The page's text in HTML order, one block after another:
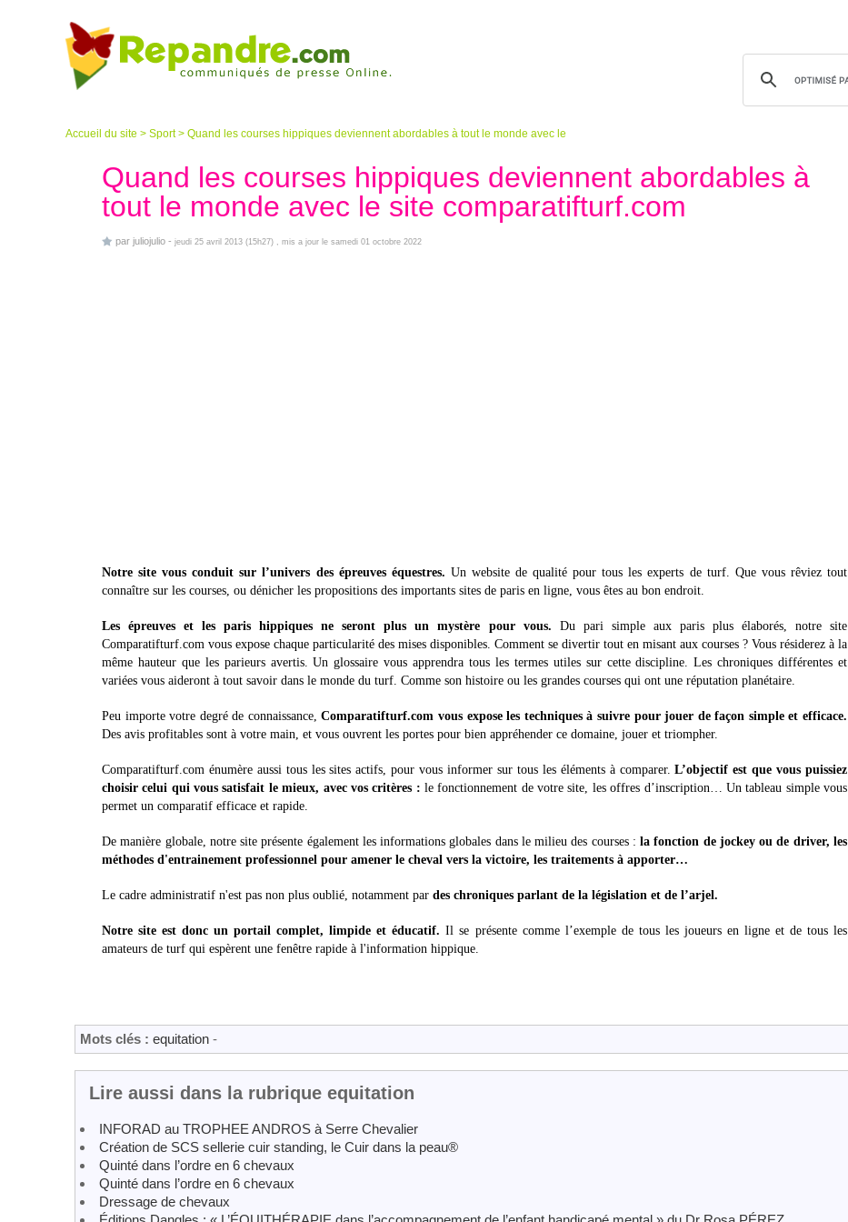
Accueil du site > Sport> Quand les courses hippiques deviennent abordables à tout le monde avec le
Quand les courses hippiques deviennent abordables à
tout le monde avec le site comparatifturf.com
par juliojulio - jeudi 25 avril 2013 (15h27) , mis a jour le samedi 01 octobre 2022
Notre site vous conduit sur l’univers des épreuves équestres. Un website de qualité pour tous les experts de turf. Que vous rêviez tout
connaître sur les courses, ou dénicher les propositions des importants sites de paris en ligne, vous êtes au bon endroit.
Les épreuves et les paris hippiques ne seront plus un mystère pour vous. Du pari simple aux paris plus élaborés, notre site
Comparatifturf.com vous expose chaque particularité des mises disponibles. Comment se divertir tout en misant aux courses ? Vous résiderez à la
même hauteur que les parieurs avertis. Un glossaire vous apprendra tous les termes utiles sur cette discipline. Les chroniques différentes et
variées vous aideront à tout savoir dans le monde du turf. Comme son histoire ou les grandes courses qui ont une réputation planétaire.
Peu importe votre degré de connaissance,Comparatifturf.com vous expose les techniques à suivre pour jouer de façon simple et efficace.
Des avis profitables sont à votre main, et vous ouvrent les portes pour bien appréhender ce domaine, jouer et triompher.
Comparatifturf.com énumère aussi tous les sites actifs, pour vous informer sur tous les éléments à comparer.L’objectif est que vous puissiez
choisir celui qui vous satisfait le mieux, avec vos critères : le fonctionnement de votre site, les offres d’inscription… Un tableau simple vous
permet un comparatif efficace et rapide.
De manière globale, notre site présente également les informations globales dans le milieu des courses :la fonction de jockey ou de driver, les
méthodes d'entrainement professionnel pour amener le cheval vers la victoire, les traitements à apporter…
Le cadre administratif n'est pas non plus oublié, notamment par des chroniques parlant de la législation et de l’arjel.
Notre site est donc un portail complet, limpide et éducatif. Il se présente comme l’exemple de tous les joueurs en ligne et de tous les
amateurs de turf qui espèrent une fenêtre rapide à l'information hippique.
Mots clés : equitation -
Lire aussi dans la rubrique equitation
INFORAD au TROPHEE ANDROS à Serre Chevalier
Création de SCS sellerie cuir standing, le Cuir dans la peau®
Quinté dans l’ordre en 6 chevaux
Quinté dans l’ordre en 6 chevaux
Dressage de chevaux